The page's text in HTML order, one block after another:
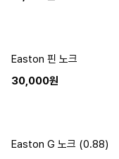
Easton 핀 노크
30,000원
Easton G 노크 (0.88)